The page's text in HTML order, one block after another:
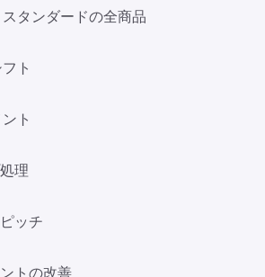
タンダードの全商品
ト
ト
理
ッチ
トの改善